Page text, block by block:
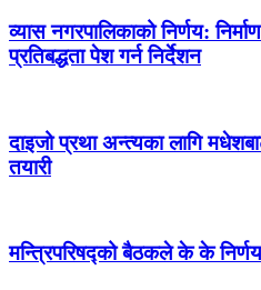
व्यास नगरपालिकाको निर्णय:
प्रतिबद्धता पेश गर्न निर्देशन
दाइजो प्रथा अन्त्यका लागि
तयारी
मन्त्रिपरिषद्को बैठकले के के निर्णय